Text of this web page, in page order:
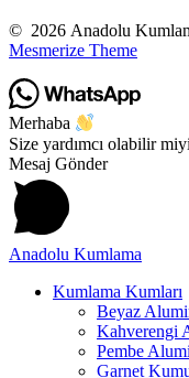
© 2026 Anadolu
Mesmerize Theme
Merhaba
Size yardımcı olabilir
Mesaj Gönder
Anadolu Kumlama
Kumlama Kumları
Beyaz
Kahverengi
Pembe
Garnet